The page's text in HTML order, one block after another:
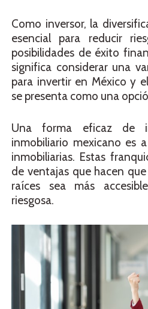
Como inversor, la
esencial para reducir
posibilidades de éxito
significa considerar una
para invertir en México y
se presenta como una
Una forma eficaz de
inmobiliario mexicano es
inmobiliarias. Estas
de ventajas que hacen
raíces sea más
riesgosa.